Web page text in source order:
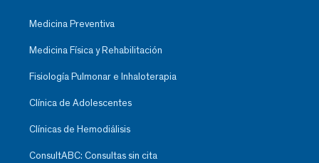
Medicina Preventiva
Medicina Física y Rehabilitación
Fisiología Pulmonar e Inhaloterapia
Clínica de Adolescentes
Clínicas de Hemodiálisis
ConsultABC: Consultas sin cita